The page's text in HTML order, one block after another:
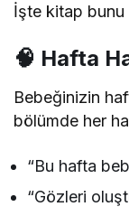
İşte kitap bunu
🧠 Hafta
Bebeğinizin
bölümde her
“Bu hafta
“Gözleri